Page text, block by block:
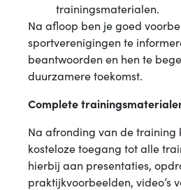
trainingsmaterialen.
Na afloop ben je goed
sportverenigingen te
beantwoorden en hen te
duurzamere toekomst.
Complete
Na afronding van de training
kosteloze toegang tot alle
hierbij aan presentaties,
praktijkvoorbeelden, video’s